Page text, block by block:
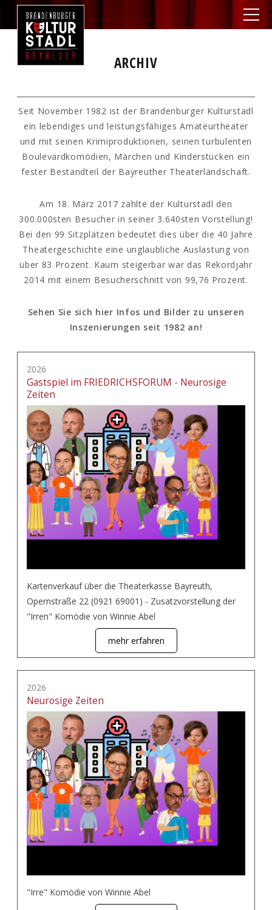
ARCHIV
Seit November 1982 ist der Brandenburger Kulturstadl
ein lebendiges und leistungsfähiges Amateurtheater
und mit seinen Krimiproduktionen, seinen turbulenten
Boulevardkomödien, Märchen und Kinderstücken ein
fester Bestandteil der Bayreuther Theaterlandschaft.
Am 18. März 2017 zählte der Kulturstadl den
300.000sten Besucher in seiner 3.640sten Vorstellung!
Bei den 99 Sitzplätzen bedeutet dies über die 40 Jahre
Theatergeschichte eine unglaubliche Auslastung von
über 83 Prozent. Kaum steigerbar war das Rekordjahr
2014 mit einem Besucherschnitt von 99,76 Prozent.
Sehen Sie sich hier Infos und Bilder zu unseren
Inszenierungen seit 1982 an!
2026
Gastspiel im FRIEDRICHSFORUM - Neurosige
Zeiten
Kartenverkauf über die Theaterkasse Bayreuth,
Opernstraße 22 (0921 69001) - Zusatzvorstellung der
"Irren" Komödie von Winnie Abel
mehr erfahren
2026
Neurosige Zeiten
"Irre" Komödie von Winnie Abel